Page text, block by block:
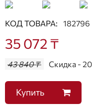
КОД ТОВАРА: 182796
35 072 ₸
43 840 ₸ Скидка -
Купить